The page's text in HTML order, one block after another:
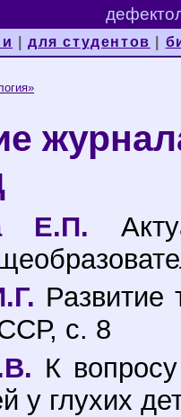
|для студентов
Е.П.
Развитие
с. 8
К
у глухих